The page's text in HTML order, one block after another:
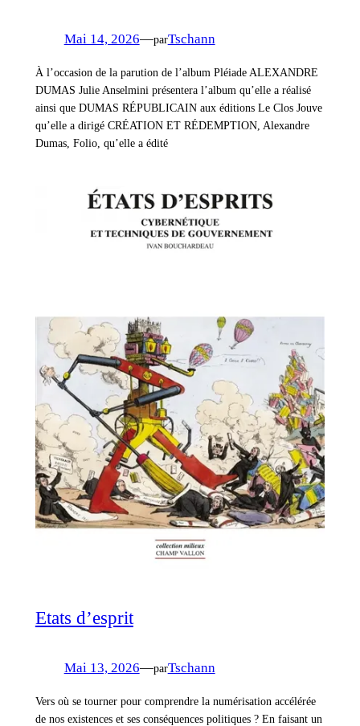
Mai 14, 2026—parTschann
À l’occasion de la parution de l’album Pléiade ALEXANDRE
DUMAS Julie Anselmini présentera l’album qu’elle a réalisé
ainsi que DUMAS RÉPUBLICAIN aux éditions Le Clos Jouve
qu’elle a dirigé CRÉATION ET RÉDEMPTION, Alexandre
Dumas, Folio, qu’elle a édité
Etats d’esprit
Mai 13, 2026—parTschann
Vers où se tourner pour comprendre la numérisation accélérée
de nos existences et ses conséquences politiques ? En faisant un